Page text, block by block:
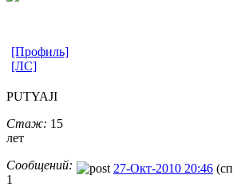
[Профиль]
[ЛС]
PUTYAJI
Стаж: 15
лет
Сообщений:
1
27-Окт-2010 20:46